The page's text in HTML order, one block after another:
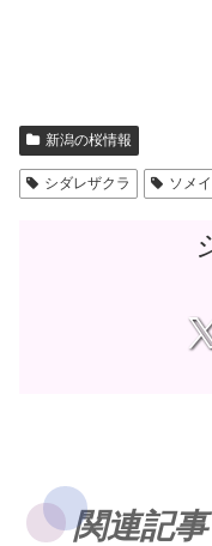
新潟の桜情報
シダレザクラ ソメ
関連記事